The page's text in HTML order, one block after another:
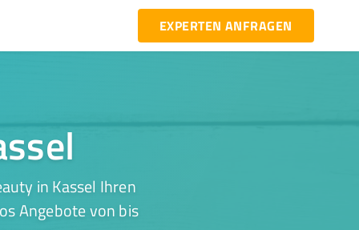
EXPERTEN ANFRAGEN
in Kassel Ihren
Angebote von bis